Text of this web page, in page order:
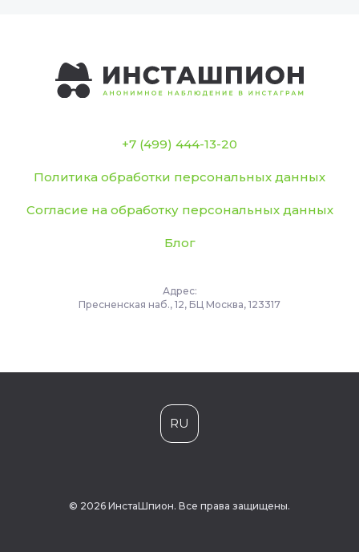
+7 (499) 444-13-20
Политика обработки персональных данных
Согласие на обработку персональных данных
Блог
Адрес:
Пресненская наб., 12, БЦ Москва, 123317
RU
© 2026 ИнстаШпион. Все права защищены.